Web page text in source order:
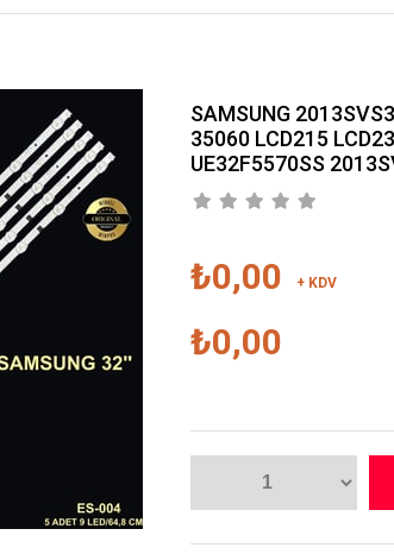
SAMSUNG
35060 LCD215
UE32F5570SS
₺0,00 + KDV
₺0,00